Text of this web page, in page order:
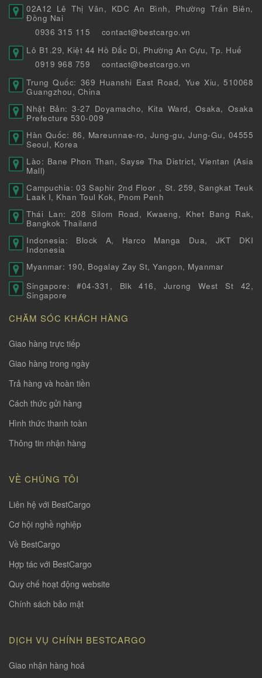
02A12 Lê Thị Vân, KDC An Bình, Phường Trấn Biên,
Đồng Nai
0936 315 115
contact@bestcargo.vn
Lô B1.29, Kiệt 44 Hồ Đắc Di, Phường An Cựu, Tp. Huế
0919 968 759
contact@bestcargo.vn
Trung Quốc: 369 Huanshi East Road, Yue Xiu, 510068
Guangzhou, China
Nhật Bản: 3-27 Doyamacho, Kita Ward, Osaka, Osaka
Prefecture 530-009
Hàn Quốc: 86, Mareunnae-ro, Jung-gu, Jung-Gu, 04555
Seoul, Korea
Lào: Bane Phon Than, Sayse Tha District, Vientan (Asia
Mall)
Campuchia: 03 Saphir 2nd Floor , St. 259, Sangkat Teuk
Laak I, Khan Toul Kok, Pnom Penh
Thái Lan: 208 Silom Road, Kwaeng, Khet Bang Rak,
Bangkok Thailand
Indonesia: Block A, Harco Manga Dua, JKT DKI
Indonesia
Myanmar: 190, Bogalay Zay St, Yangon, Myanmar
Singapore: #04-331, Blk 416, Jurong West St 42,
Singapore
CHĂM SÓC KHÁCH HÀNG
Giao hàng trực tiếp
Giao hàng trong ngày
Trả hàng và hoàn tiền
Cách thức gửi hàng
Hình thức thanh toàn
Thông tin nhận hàng
VỀ CHÚNG TÔI
Liên hệ với BestCargo
Cơ hội nghề nghiệp
Về BestCargo
Hợp tác với BestCargo
Quy chế hoạt động website
Chính sách bảo mật
DỊCH VỤ CHÍNH BESTCARGO
Giao nhận hàng hoá